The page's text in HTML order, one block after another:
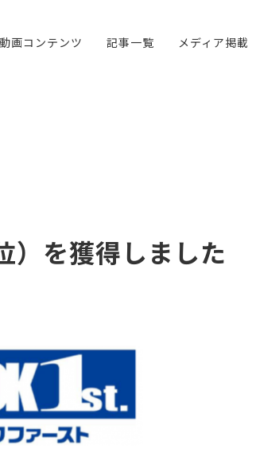
動画コンテンツ 記事一覧 メディア掲載
）を獲得しました